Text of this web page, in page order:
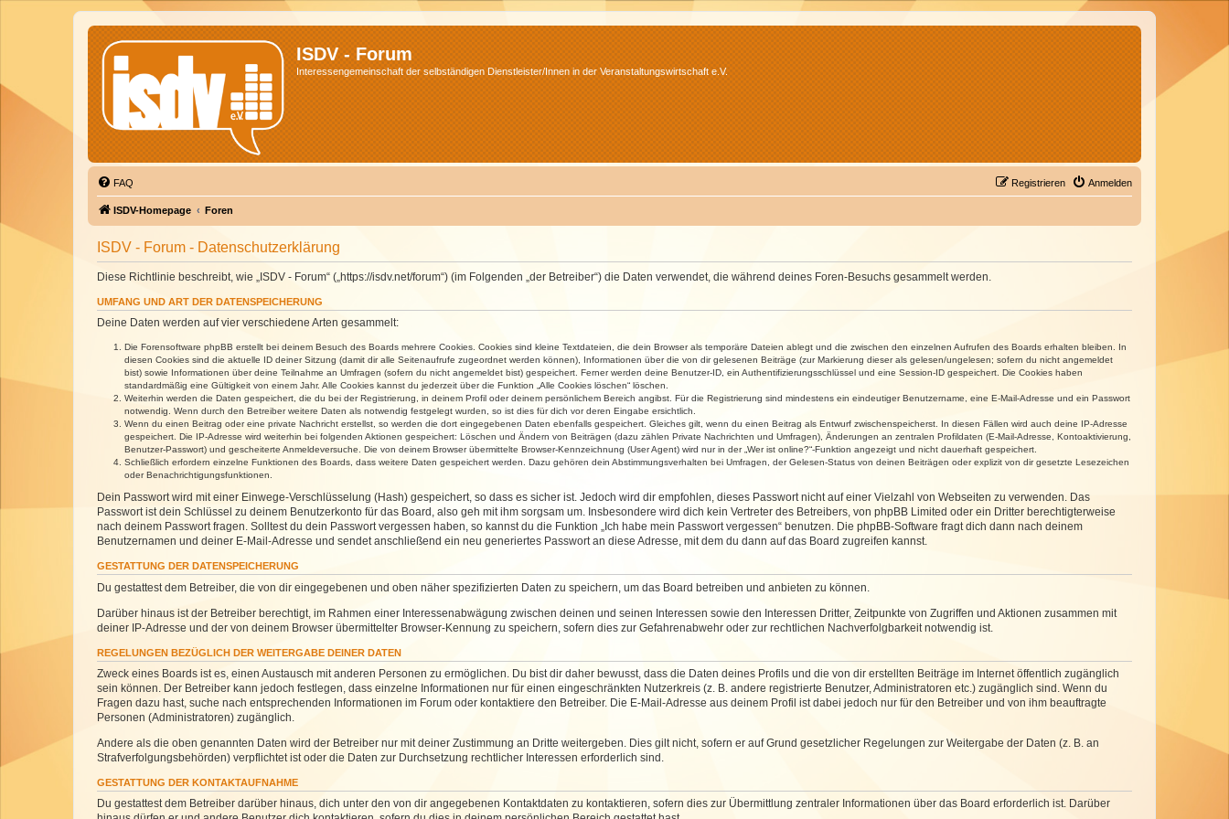
ISDV - Forum
Interessengemeinschaft der selbständigen Dienstleister/Innen in der Veranstaltungswirtschaft e.V.
FAQ Anmelden
Registrieren
ISDV-Homepage Foren
ISDV - Forum - Datenschutzerklärung
Diese Richtlinie beschreibt, wie „ISDV - Forum“ („https://isdv.net/forum“) (im Folgenden „der Betreiber“) die Daten verwendet, die während deines Foren-Besuchs gesammelt werden.
UMFANG UND ART DER DATENSPEICHERUNG
Deine Daten werden auf vier verschiedene Arten gesammelt:
Die Forensoftware phpBB erstellt bei deinem Besuch des Boards mehrere Cookies. Cookies sind kleine Textdateien, die dein Browser als temporäre Dateien ablegt und die zwischen den einzelnen Aufrufen des Boards erhalten bleiben. In
diesen Cookies sind die aktuelle ID deiner Sitzung (damit dir alle Seitenaufrufe zugeordnet werden können), Informationen über die von dir gelesenen Beiträge (zur Markierung dieser als gelesen/ungelesen; sofern du nicht angemeldet
bist) sowie Informationen über deine Teilnahme an Umfragen (sofern du nicht angemeldet bist) gespeichert. Ferner werden deine Benutzer-ID, ein Authentifizierungsschlüssel und eine Session-ID gespeichert. Die Cookies haben
standardmäßig eine Gültigkeit von einem Jahr. Alle Cookies kannst du jederzeit über die Funktion „Alle Cookies löschen“ löschen.
Weiterhin werden die Daten gespeichert, die du bei der Registrierung, in deinem Profil oder deinem persönlichem Bereich angibst. Für die Registrierung sind mindestens ein eindeutiger Benutzername, eine E-Mail-Adresse und ein Passwort
notwendig. Wenn durch den Betreiber weitere Daten als notwendig festgelegt wurden, so ist dies für dich vor deren Eingabe ersichtlich.
Wenn du einen Beitrag oder eine private Nachricht erstellst, so werden die dort eingegebenen Daten ebenfalls gespeichert. Gleiches gilt, wenn du einen Beitrag als Entwurf zwischenspeicherst. In diesen Fällen wird auch deine IP-Adresse
gespeichert. Die IP-Adresse wird weiterhin bei folgenden Aktionen gespeichert: Löschen und Ändern von Beiträgen (dazu zählen Private Nachrichten und Umfragen), Änderungen an zentralen Profildaten (E-Mail-Adresse, Kontoaktivierung,
Benutzer-Passwort) und gescheiterte Anmeldeversuche. Die von deinem Browser übermittelte Browser-Kennzeichnung (User Agent) wird nur in der „Wer ist online?“-Funktion angezeigt und nicht dauerhaft gespeichert.
Schließlich erfordern einzelne Funktionen des Boards, dass weitere Daten gespeichert werden. Dazu gehören dein Abstimmungsverhalten bei Umfragen, der Gelesen-Status von deinen Beiträgen oder explizit von dir gesetzte Lesezeichen
oder Benachrichtigungsfunktionen.
Dein Passwort wird mit einer Einwege-Verschlüsselung (Hash) gespeichert, so dass es sicher ist. Jedoch wird dir empfohlen, dieses Passwort nicht auf einer Vielzahl von Webseiten zu verwenden. Das
Passwort ist dein Schlüssel zu deinem Benutzerkonto für das Board, also geh mit ihm sorgsam um. Insbesondere wird dich kein Vertreter des Betreibers, von phpBB Limited oder ein Dritter berechtigterweise
nach deinem Passwort fragen. Solltest du dein Passwort vergessen haben, so kannst du die Funktion „Ich habe mein Passwort vergessen“ benutzen. Die phpBB-Software fragt dich dann nach deinem
Benutzernamen und deiner E-Mail-Adresse und sendet anschließend ein neu generiertes Passwort an diese Adresse, mit dem du dann auf das Board zugreifen kannst.
GESTATTUNG DER DATENSPEICHERUNG
Du gestattest dem Betreiber, die von dir eingegebenen und oben näher spezifizierten Daten zu speichern, um das Board betreiben und anbieten zu können.
Darüber hinaus ist der Betreiber berechtigt, im Rahmen einer Interessenabwägung zwischen deinen und seinen Interessen sowie den Interessen Dritter, Zeitpunkte von Zugriffen und Aktionen zusammen mit
deiner IP-Adresse und der von deinem Browser übermittelter Browser-Kennung zu speichern, sofern dies zur Gefahrenabwehr oder zur rechtlichen Nachverfolgbarkeit notwendig ist.
REGELUNGEN BEZÜGLICH DER WEITERGABE DEINER DATEN
Zweck eines Boards ist es, einen Austausch mit anderen Personen zu ermöglichen. Du bist dir daher bewusst, dass die Daten deines Profils und die von dir erstellten Beiträge im Internet öffentlich zugänglich
sein können. Der Betreiber kann jedoch festlegen, dass einzelne Informationen nur für einen eingeschränkten Nutzerkreis (z. B. andere registrierte Benutzer, Administratoren etc.) zugänglich sind. Wenn du
Fragen dazu hast, suche nach entsprechenden Informationen im Forum oder kontaktiere den Betreiber. Die E-Mail-Adresse aus deinem Profil ist dabei jedoch nur für den Betreiber und von ihm beauftragte
Personen (Administratoren) zugänglich.
Andere als die oben genannten Daten wird der Betreiber nur mit deiner Zustimmung an Dritte weitergeben. Dies gilt nicht, sofern er auf Grund gesetzlicher Regelungen zur Weitergabe der Daten (z. B. an
Strafverfolgungsbehörden) verpflichtet ist oder die Daten zur Durchsetzung rechtlicher Interessen erforderlich sind.
GESTATTUNG DER KONTAKTAUFNAHME
Du gestattest dem Betreiber darüber hinaus, dich unter den von dir angegebenen Kontaktdaten zu kontaktieren, sofern dies zur Übermittlung zentraler Informationen über das Board erforderlich ist. Darüber